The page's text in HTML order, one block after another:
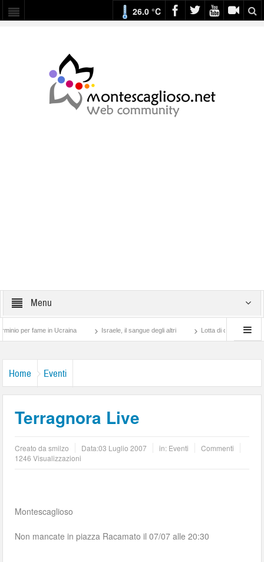
26.0 °C
Menu
fame in Ucraina Israele, il sangue degli altri Lotta di classe… tra preti e
Home Eventi
Terragnora Live
Creato dasmilzo Data:03 Luglio 2007 in: Eventi
Commenti
1246 Visualizzazioni
Montescaglioso
Non mancate in piazza Racamato il 07/07 alle 20:30